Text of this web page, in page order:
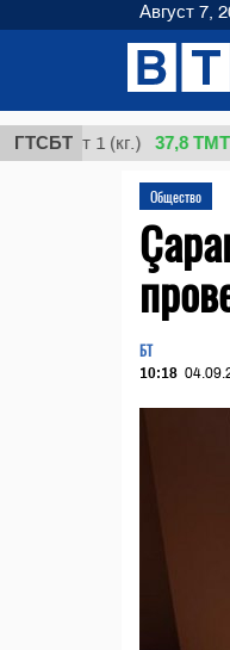
ГТСБТ
1 (кг.) 37,8 ТМТ
Общество
БТ
10:18
Август 7,